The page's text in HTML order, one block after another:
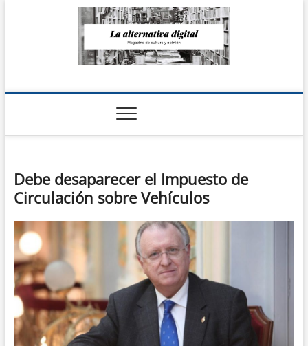
La Alternativa
Debe desaparecer el Impuesto de
Circulación sobre Vehículos